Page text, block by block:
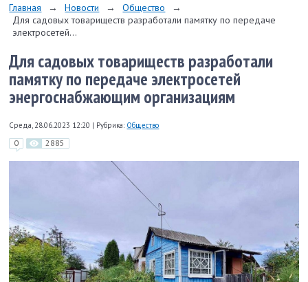
Главная → Новости → Общество
→
Для садовых товариществ разработали памятку по передаче
электросетей...
Для садовых товариществ разработали
памятку по передаче электросетей
энергоснабжающим организациям
Среда, 28.06.2023 12:20 | Рубрика: Общество
0 2885